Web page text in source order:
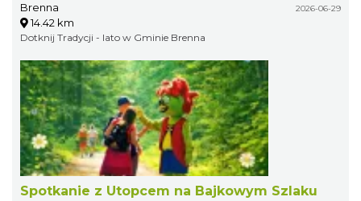
Brenna 2026-06-29
14.42 km
Dotknij Tradycji - lato w Gminie Brenna
Spotkanie z Utopcem na Bajkowym Szlaku